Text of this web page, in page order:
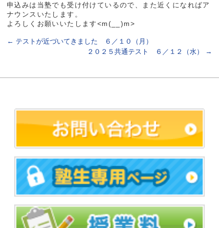
申込みは当塾でも受け付けているので、また近くになればア
ナウンスいたします。
よろしくお願いいたします<m(__)m>
← テストが近づいてきました ６／１０（月）
２０２５共通テスト ６／１２（水）
→